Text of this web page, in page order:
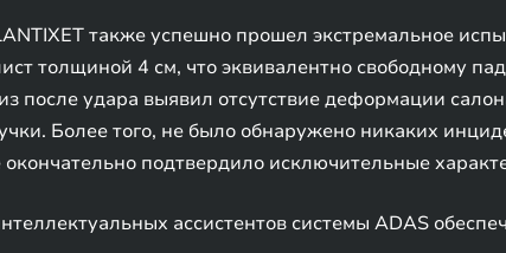
также успешно прошел экстремальное
толщиной 4 см, что эквивалентно свободному
после удара выявил отсутствие деформации
Более того, не было обнаружено никаких
подтвердило исключительные
ассистентов системы ADAS